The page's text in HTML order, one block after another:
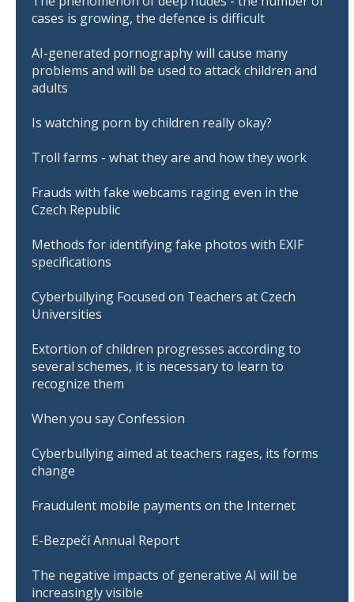
cases is growing, the defence is difficult
AI-generated pornography will cause many
problems and will be used to attack children and
adults
Is watching porn by children really okay?
Troll farms - what they are and how they work
Frauds with fake webcams raging even in the
Czech Republic
Methods for identifying fake photos with EXIF
specifications
Cyberbullying Focused on Teachers at Czech
Universities
Extortion of children progresses according to
several schemes, it is necessary to learn to
recognize them
When you say Confession
Cyberbullying aimed at teachers rages, its forms
change
Fraudulent mobile payments on the Internet
E-Bezpečí Annual Report
The negative impacts of generative AI will be
increasingly visible